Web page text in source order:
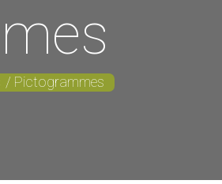
Pictogrammes